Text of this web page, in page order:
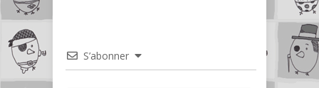
S’abonner